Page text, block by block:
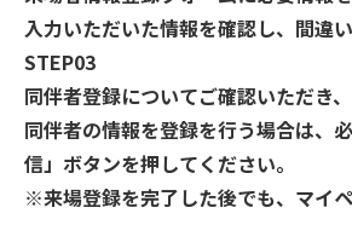
入力いただいた情報を確認し、間違
STEP03
同伴者登録についてご確認いただき
同伴者の情報を登録を行う場合は、
信」ボタンを押してください。
※来場登録を完了した後でも、マイ